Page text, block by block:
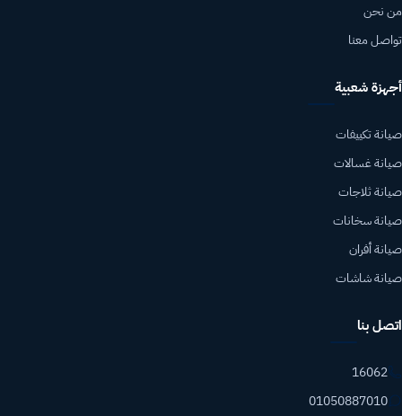
من نحن
تواصل معنا
أجهزة شعبية
صيانة تكييفات
صيانة غسالات
صيانة ثلاجات
صيانة سخانات
صيانة أفران
صيانة شاشات
اتصل بنا
16062
01050887010